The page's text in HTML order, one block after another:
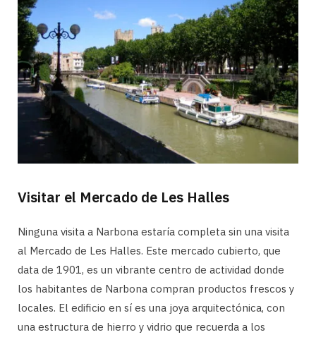
Visitar el Mercado de Les Halles
Ninguna visita a Narbona estaría completa sin una visita
al Mercado de Les Halles. Este mercado cubierto, que
data de 1901, es un vibrante centro de actividad donde
los habitantes de Narbona compran productos frescos y
locales. El edificio en sí es una joya arquitectónica, con
una estructura de hierro y vidrio que recuerda a los